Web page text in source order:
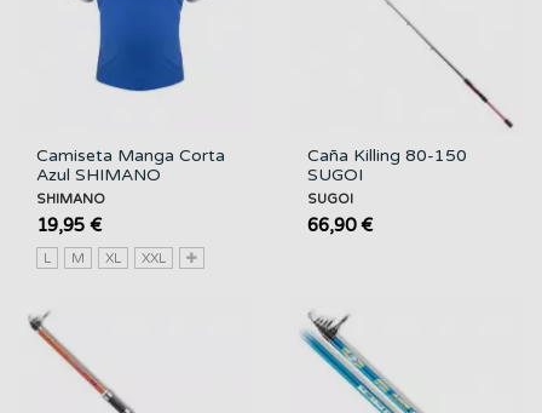
Camiseta Manga Corta
Azul SHIMANO
SHIMANO
19,95 €
L M XL XXL
Caña Killing 80-150
SUGOI
SUGOI
66,90 €